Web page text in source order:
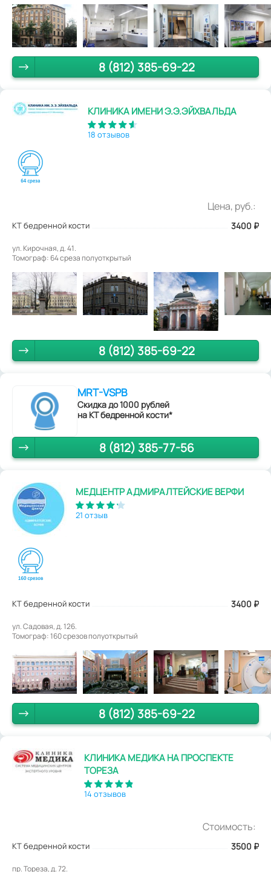
8 (812) 385-69-22
КЛИНИКА ИМЕНИ Э.Э.ЭЙХВАЛЬДА
18 отзывов
Цена, руб.:
КТ бедренной кости 3400 ₽
ул. Кирочная, д. 41.
Томограф: 64 среза полуоткрытый
8 (812) 385-69-22
MRT-VSPB
Скидка до 1000 рублей
на КТ бедренной кости*
8 (812) 385-77-56
МЕДЦЕНТР АДМИРАЛТЕЙСКИЕ ВЕРФИ
21 отзыв
КТ бедренной кости 3400 ₽
ул. Садовая, д. 126.
Томограф: 160 срезов полуоткрытый
8 (812) 385-69-22
КЛИНИКА МЕДИКА НА ПРОСПЕКТЕ
ТОРЕЗА
14 отзывов
Стоимость:
КТ бедренной кости 3500 ₽
пр. Тореза, д. 72.